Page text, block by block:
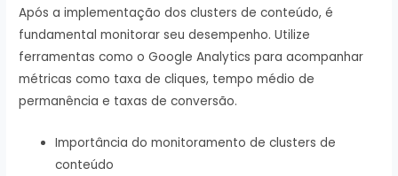
Após a implementação dos clusters de conteúdo, é
fundamental monitorar seu desempenho. Utilize
ferramentas como o Google Analytics para acompanhar
métricas como taxa de cliques, tempo médio de
permanência e taxas de conversão.
Importância do monitoramento de clusters de
conteúdo